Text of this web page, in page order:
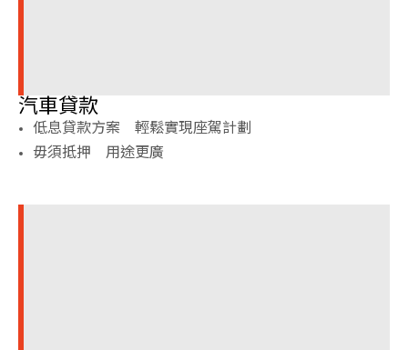
汽車貸款
低息貸款方案 輕鬆實現座駕計劃
毋須抵押 用途更廣